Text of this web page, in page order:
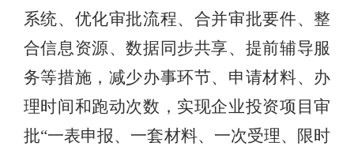
系统、优化审批流程、合并审批要件、整
合信息资源、数据同步共享、提前辅导服
务等措施，减少办事环节、申请材料、办
理时间和跑动次数，实现企业投资项目审
批“一表申报、一套材料、一次受理、限时